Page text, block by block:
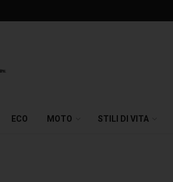
ECO MOTO STILI DI VITA